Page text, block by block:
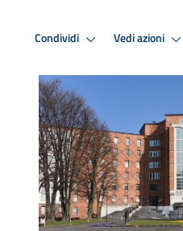
Condividi Vedi azioni